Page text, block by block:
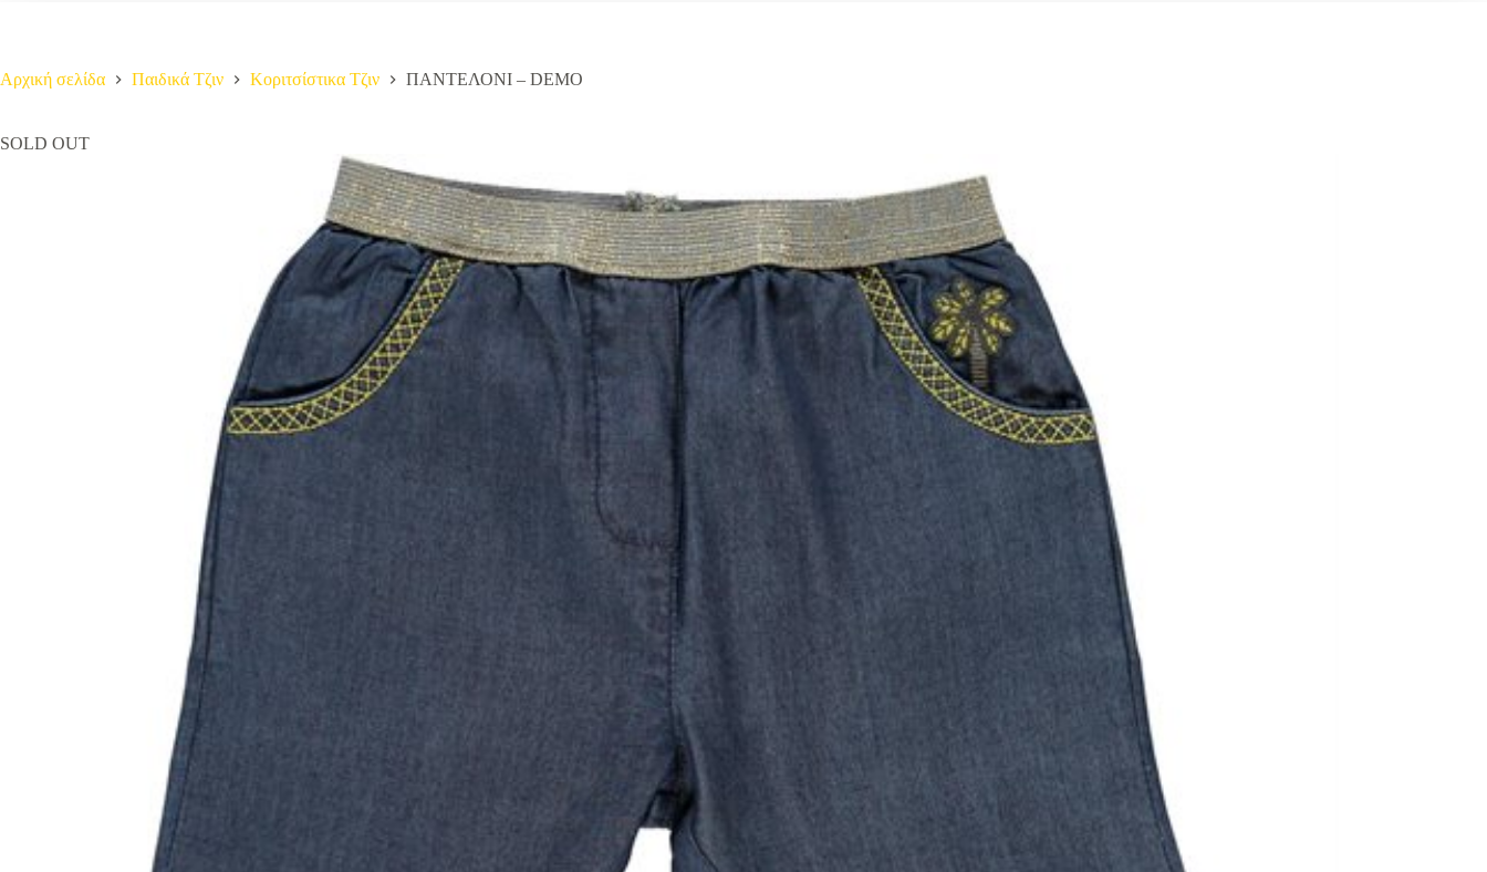
Αρχική σελίδα Παιδικά Τζιν Κοριτσίστικα Τζιν ΠΑΝΤΕΛΟΝΙ – DEMO
SOLD OUT